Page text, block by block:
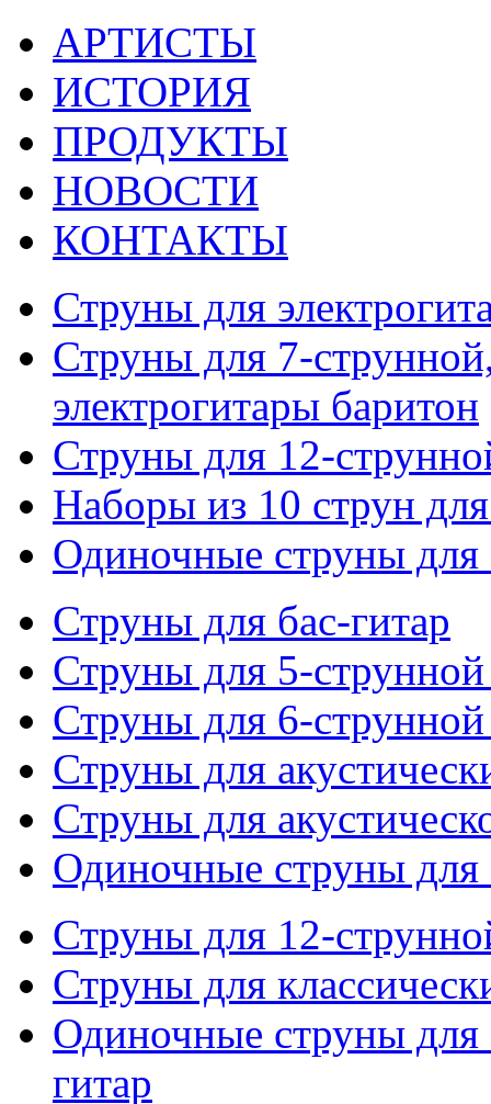
АРТИСТЫ
ИСТОРИЯ
ПРОДУКТЫ
НОВОСТИ
КОНТАКТЫ
Струны для
Струны для 7-
электрогитары баритон
Струны для 12-
Наборы из 10 струн
Одиночные струны для
Струны для бас-гитар
Струны для 5-
Струны для 6-
Струны для
Струны для
Одиночные струны для
Струны для 12-
Струны для
Одиночные струны для
гитар